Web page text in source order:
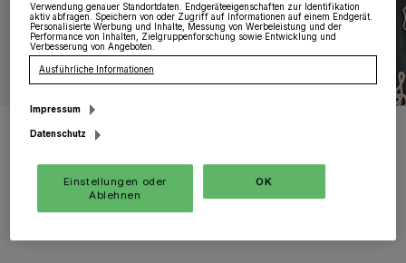
wurden von der „königlichen Entscheidung von Ralf und Petra
Verwendung genauer Standortdaten. Endgeräteeigenschaften zur Identifikation
aktiv abfragen. Speichern von oder Zugriff auf Informationen auf einem Endgerät.
Personalisierte Werbung und Inhalte, Messung von Werbeleistung und der
Performance von Inhalten, Zielgruppenforschung sowie Entwicklung und
Verbesserung von Angeboten.
Ausführliche Informationen
Impressum
Datenschutz
Einstellungen oder
Ablehnen
OK